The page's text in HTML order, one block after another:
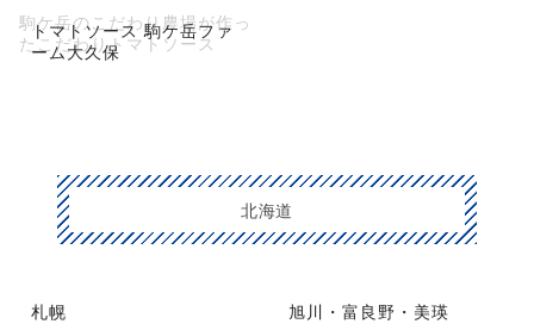
トマトソース 駒ケ岳ファ
ーム大久保
駒ケ岳のこだわり農場が作っ
たこだわりトマトソース
北海道
札幌 旭川・富良野・美瑛